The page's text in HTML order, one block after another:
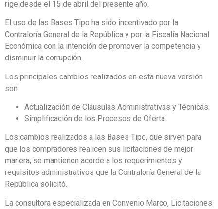
rige desde el 15 de abril del presente año.
El uso de las Bases Tipo ha sido incentivado por la
Contraloría General de la República y por la Fiscalía Nacional
Económica con la intención de promover la competencia y
disminuir la corrupción.
Los principales cambios realizados en esta nueva versión
son:
Actualización de Cláusulas Administrativas y Técnicas.
Simplificación de los Procesos de Oferta.
Los cambios realizados a las Bases Tipo, que sirven para
que los compradores realicen sus licitaciones de mejor
manera, se mantienen acorde a los requerimientos y
requisitos administrativos que la Contraloría General de la
República solicitó.
La consultora especializada en Convenio Marco, Licitaciones